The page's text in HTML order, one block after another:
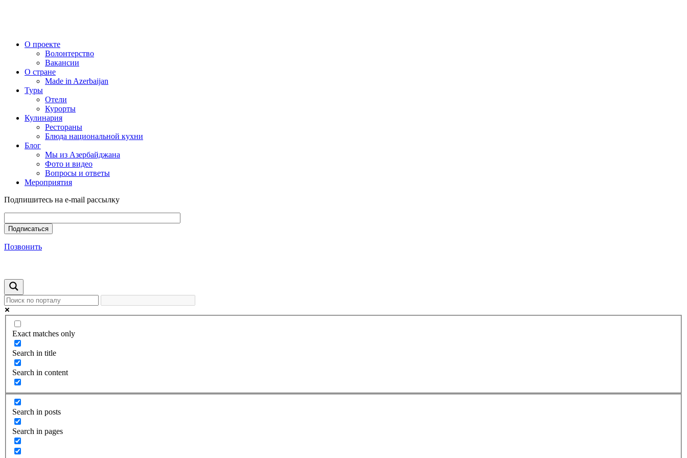
О проекте
Волонтерство
Вакансии
О стране
Made in Azerbaijan
Туры
Отели
Курорты
Кулинария
Рестораны
Блюда национальной кухни
Блог
Мы из Азербайджана
Фото и видео
Вопросы и ответы
Мероприятия
Подпишитесь на e-mail рассылку
Позвонить
Exact matches only
Search in title
Search in content
Search in posts
Search in pages